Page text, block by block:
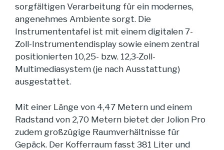
sorgfältigen Verarbeitung für ein modernes,
angenehmes Ambiente sorgt. Die
Instrumententafel ist mit einem digitalen 7-
Zoll-Instrumentendisplay sowie einem zentral
positionierten 10,25- bzw. 12,3-Zoll-
Multimediasystem (je nach Ausstattung)
ausgestattet.
Mit einer Länge von 4,47 Metern und einem
Radstand von 2,70 Metern bietet der Jolion Pro
zudem großzügige Raumverhältnisse für
Gepäck. Der Kofferraum fasst 381 Liter und